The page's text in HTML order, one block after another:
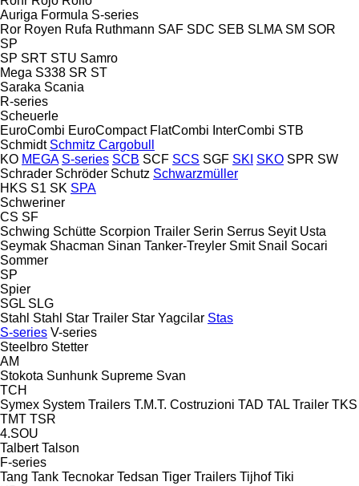
Auriga Formula S-series
Ror Royen Rufa Ruthmann SAF SDC SEB SLMA SM SOR
SP
SP SRT STU Samro
Mega S338 SR ST
Saraka Scania
R-series
Scheuerle
EuroCombi EuroCompact FlatCombi InterCombi STB
Schmidt Schmitz Cargobull
KO MEGA S-series SCB SCF SCS SGF SKI SKO SPR SW
Schrader Schröder Schutz Schwarzmüller
HKS S1 SK SPA
Schweriner
CS SF
Schwing Schütte Scorpion Trailer Serin Serrus Seyit Usta
Seymak Shacman Sinan Tanker-Treyler Smit Snail Socari
Sommer
SP
Spier
SGL SLG
Stahl Stahl Star Trailer Star Yagcilar Stas
S-series V-series
Steelbro Stetter
AM
Stokota Sunhunk Supreme Svan
TCH
Symex System Trailers T.M.T. Costruzioni TAD TAL Trailer TKS
TMT TSR
4.SOU
Talbert Talson
F-series
Tang Tank Tecnokar Tedsan Tiger Trailers Tijhof Tiki